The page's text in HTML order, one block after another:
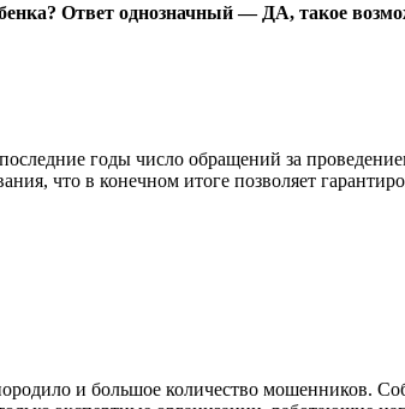
Ответ однозначный — ДА, такое
годы число обращений за
что в конечном итоге позволяет
и большое количество мошенников.